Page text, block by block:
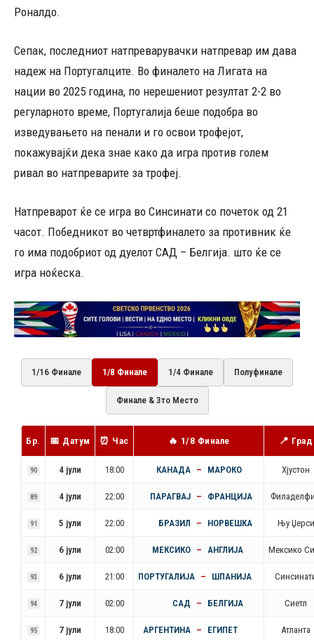
Роналдо.
Сепак, последниот натпреварувачки натпревар им дава
надеж на Португалците. Во финалето на Лигата на
нации во 2025 година, по нерешениот резултат 2-2 во
регуларното време, Португалија беше подобра во
изведувањето на пенали и го освои трофејот,
покажувајќи дека знае како да игра против голем
ривал во натпреварите за трофеј.
Натпреварот ќе се игра во Синсинати со почеток од 21
часот. Победникот во четвртфиналето за противник ќе
го има подобриот од дуелот САД – Белгија. што ќе се
игра ноќеска.
1/16 Финале 1/8 Финале 1/4 Финале Полуфинале
Финале & 3то Место
Бр. 📅 Датум ⏰ Час 🔥 1/8 Финале 📍 Град
90 4 јули 18:00 КАНАДА – МАРОКО Хјустон
89 4 јули 22:00 ПАРАГВАЈ – ФРАНЦИЈА
91 5 јули 22:00 БРАЗИЛ – НОРВЕШКА Њу Џерси
92 6 јули 02:00 МЕКСИКО – АНГЛИЈА Мексико
93 6 јули 21:00 ПОРТУГАЛИЈА – ШПАНИЈА
94 7 јули 02:00 САД – БЕЛГИЈА Сиетл
95 7 јули 18:00 АРГЕНТИНА – ЕГИПЕТ Атланта